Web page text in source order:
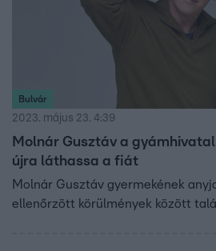
barátságból szerelmet építeni,
hatalmas, lángoló szenvedélynek
Bulvár
2023. május 23. 4:39
Molnár Gusztáv a
újra láthassa a fiát
Molnár Gusztáv gyermekének
ellenőrzött körülmények között